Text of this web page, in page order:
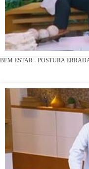
BEM ESTAR - POSTURA